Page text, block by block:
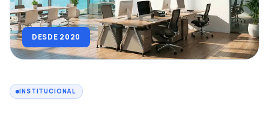
DESDE 2020
INSTITUCIONAL